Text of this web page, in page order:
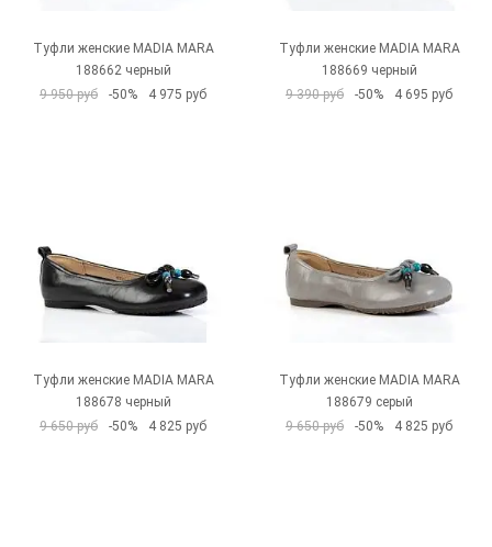
Туфли женские MADIA MARA
188662 черный
9 950 руб
-50% 4 975 руб
Туфли женские MADIA MARA
188669 черный
9 390 руб
-50% 4 695 руб
Туфли женские MADIA MARA
188678 черный
9 650 руб
-50% 4 825 руб
Туфли женские MADIA MARA
188679 серый
9 650 руб
-50% 4 825 руб